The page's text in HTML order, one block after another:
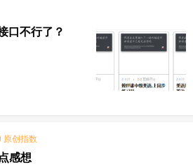
口不行了？
原创指数
感想